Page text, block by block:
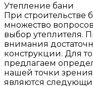
Утепление бани
При строительстве
множество
выбор утеплителя.
внимания
конструкции. Для
предлагаем
нашей точки
являются